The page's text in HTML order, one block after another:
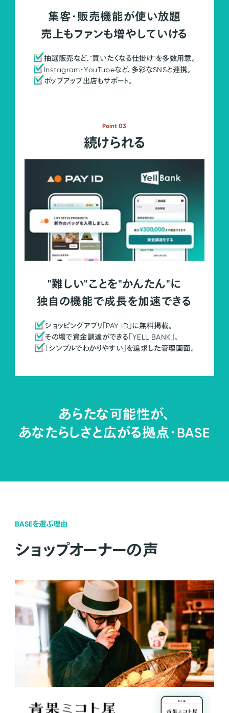
集客・販売機能が使い放題
売上もファンも増やしていける
抽選販売など、"買いたくなる仕掛け"を多数用意。
Instagram・YouTubeなど、多彩なSNSと連携。
ポップアップ出店もサポート。
Point 03
続けられる
"難しい"ことを"かんたん"に
独自の機能で成長を加速できる
ショッピングアプリ「PAY ID」に無料掲載。
その場で資金調達ができる「YELL BANK」。
「シンプルでわかりやすい」を追求した管理画面。
あらたな可能性が、
あなたらしさと広がる拠点・BASE
BASEを選ぶ理由
ショップオーナーの声